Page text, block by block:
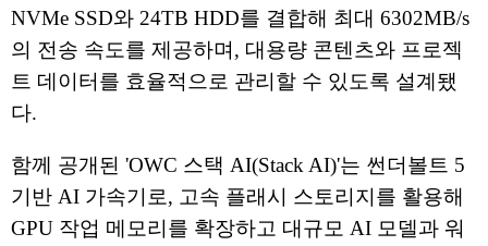
NVMe SSD와 24TB HDD를 결합해 최대 6302MB/s
의 전송 속도를 제공하며, 대용량 콘텐츠와 프로젝
트 데이터를 효율적으로 관리할 수 있도록 설계됐
다.
함께 공개된 'OWC 스택 AI(Stack AI)'는 썬더볼트 5
기반 AI 가속기로, 고속 플래시 스토리지를 활용해
GPU 작업 메모리를 확장하고 대규모 AI 모델과 워